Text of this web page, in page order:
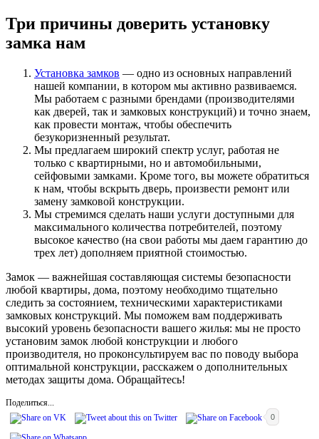
Три причины доверить установку
замка нам
Установка замков — одно из основных направлений
нашей компании, в котором мы активно развиваемся.
Мы работаем с разными брендами (производителями
как дверей, так и замковых конструкций) и точно знаем,
как провести монтаж, чтобы обеспечить
безукоризненный результат.
Мы предлагаем широкий спектр услуг, работая не
только с квартирными, но и автомобильными,
сейфовыми замками. Кроме того, вы можете обратиться
к нам, чтобы вскрыть дверь, произвести ремонт или
замену замковой конструкции.
Мы стремимся сделать наши услуги доступными для
максимального количества потребителей, поэтому
высокое качество (на свои работы мы даем гарантию до
трех лет) дополняем приятной стоимостью.
Замок — важнейшая составляющая системы безопасности
любой квартиры, дома, поэтому необходимо тщательно
следить за состоянием, техническими характеристиками
замковых конструкций. Мы поможем вам поддерживать
высокий уровень безопасности вашего жилья: мы не просто
установим замок любой конструкции и любого
производителя, но проконсультируем вас по поводу выбора
оптимальной конструкции, расскажем о дополнительных
методах защиты дома. Обращайтесь!
Поделиться...
0